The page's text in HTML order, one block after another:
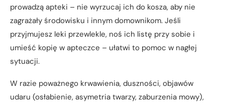
prowadzą apteki – nie wyrzucaj ich do kosza, aby nie
zagrażały środowisku i innym domownikom. Jeśli
przyjmujesz leki przewlekle, noś ich listę przy sobie i
umieść kopię w apteczce – ułatwi to pomoc w nagłej
sytuacji.
W razie poważnego krwawienia, duszności, objawów
udaru (osłabienie, asymetria twarzy, zaburzenia mowy),